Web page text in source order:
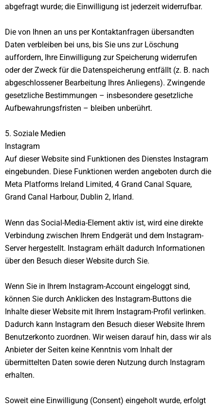
abgefragt wurde; die Einwilligung ist jederzeit widerrufbar.
Die von Ihnen an uns per Kontaktanfragen übersandten
Daten verbleiben bei uns, bis Sie uns zur Löschung
auffordern, Ihre Einwilligung zur Speicherung widerrufen
oder der Zweck für die Datenspeicherung entfällt (z. B. nach
abgeschlossener Bearbeitung Ihres Anliegens). Zwingende
gesetzliche Bestimmungen – insbesondere gesetzliche
Aufbewahrungsfristen – bleiben unberührt.
5. Soziale Medien
Instagram
Auf dieser Website sind Funktionen des Dienstes Instagram
eingebunden. Diese Funktionen werden angeboten durch die
Meta Platforms Ireland Limited, 4 Grand Canal Square,
Grand Canal Harbour, Dublin 2, Irland.
Wenn das Social-Media-Element aktiv ist, wird eine direkte
Verbindung zwischen Ihrem Endgerät und dem Instagram-
Server hergestellt. Instagram erhält dadurch Informationen
über den Besuch dieser Website durch Sie.
Wenn Sie in Ihrem Instagram-Account eingeloggt sind,
können Sie durch Anklicken des Instagram-Buttons die
Inhalte dieser Website mit Ihrem Instagram-Profil verlinken.
Dadurch kann Instagram den Besuch dieser Website Ihrem
Benutzerkonto zuordnen. Wir weisen darauf hin, dass wir als
Anbieter der Seiten keine Kenntnis vom Inhalt der
übermittelten Daten sowie deren Nutzung durch Instagram
erhalten.
Soweit eine Einwilligung (Consent) eingeholt wurde, erfolgt